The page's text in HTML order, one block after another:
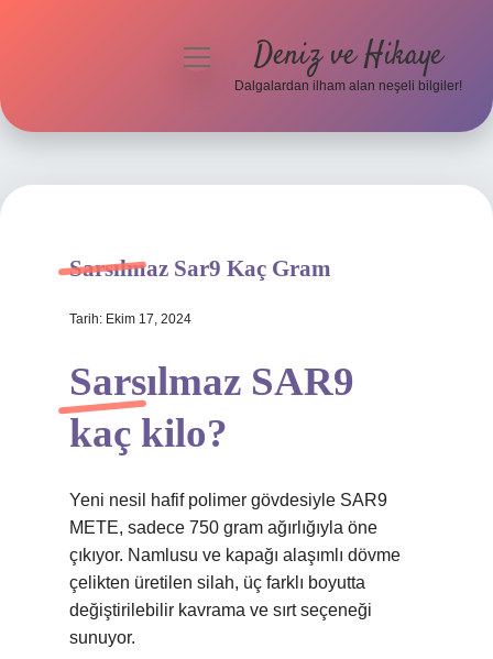
Hakkımızda
menüyü
Deniz ve Hikaye
Dalgalardan ilham alan neşeli bilgiler!
Sarsılmaz Sar9 Kaç Gram
Tarih: Ekim 17, 2024
Sarsılmaz SAR9
kaç kilo?
Yeni nesil hafif polimer gövdesiyle SAR9
METE, sadece 750 gram ağırlığıyla öne
çıkıyor. Namlusu ve kapağı alaşımlı dövme
çelikten üretilen silah, üç farklı boyutta
değiştirilebilir kavrama ve sırt seçeneği
sunuyor.